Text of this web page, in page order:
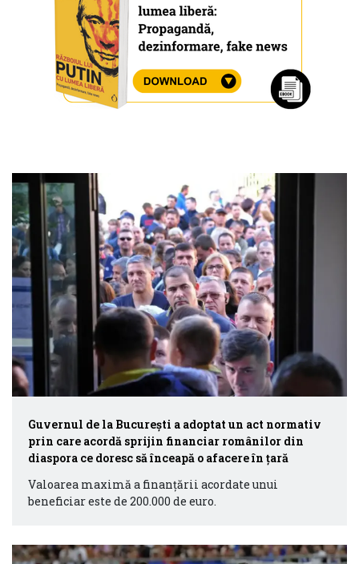
Guvernul de la București a adoptat un act normativ
prin care acordă sprijin financiar românilor din
diaspora ce doresc să înceapă o afacere în țară
Valoarea maximă a finanţării acordate unui
beneficiar este de 200.000 de euro.